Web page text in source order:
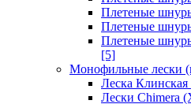
Плетеные
Плетеные
Плетеные
[5]
Монофильные лески
Леска Клинская
Лески Chimera